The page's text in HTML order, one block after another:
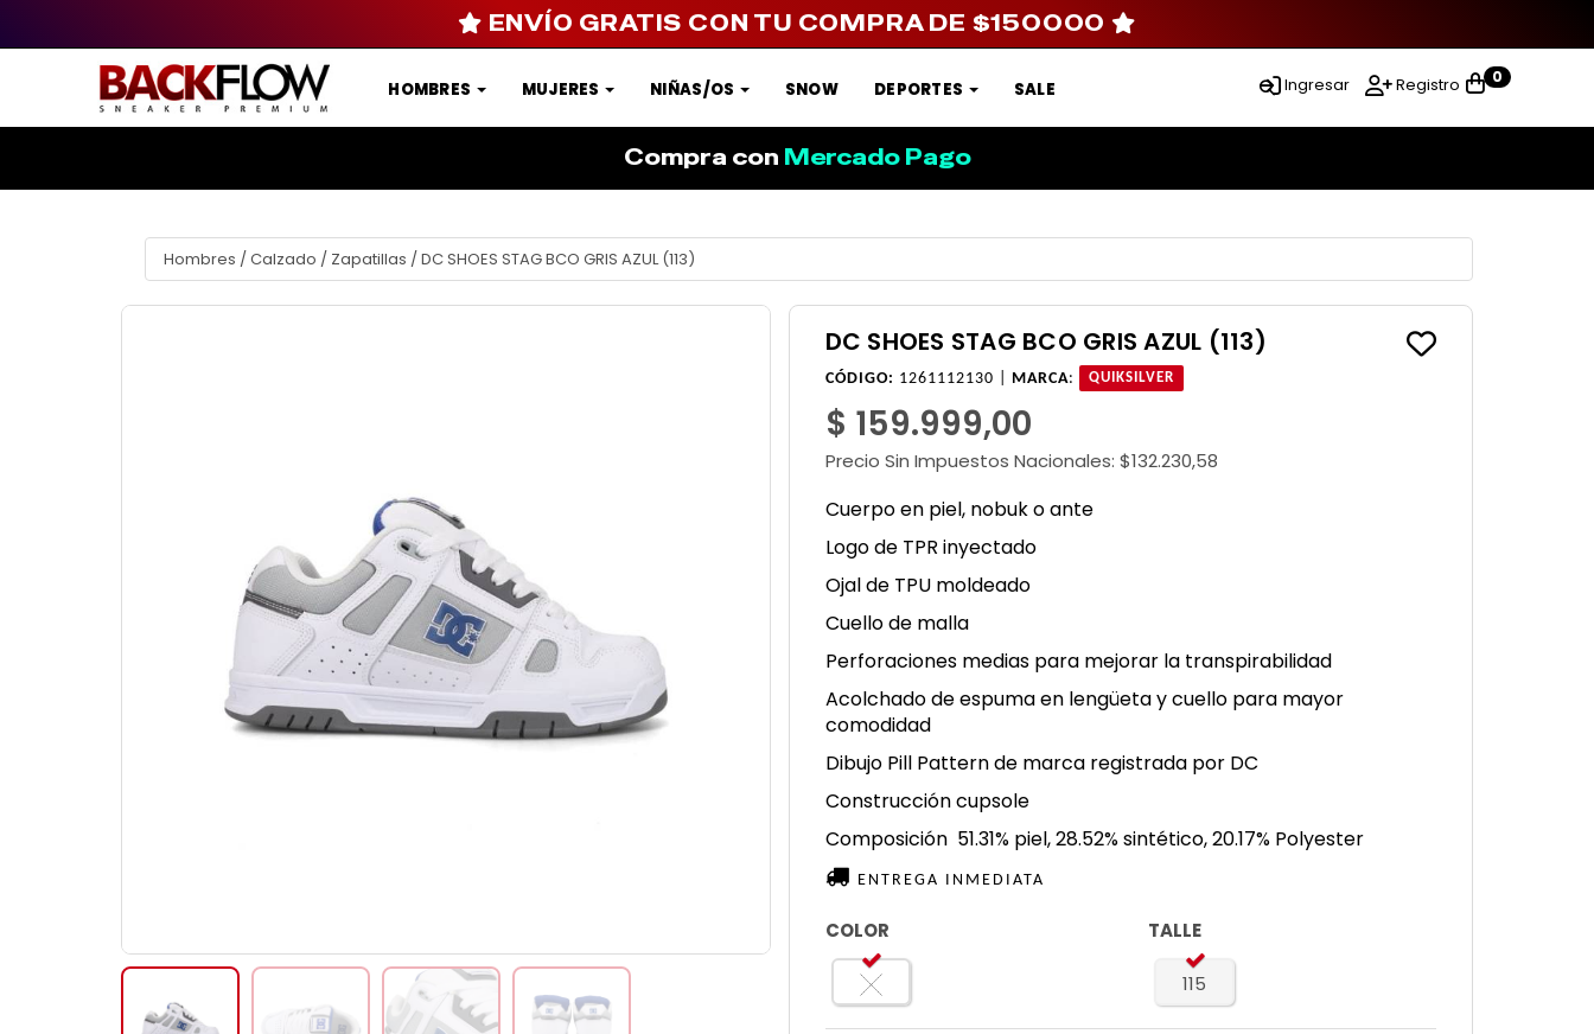
Ingresar Registro 0
HOMBRES MUJERES NIÑAS/OS SNOW DEPORTES SALE
ENVÍO GRATIS CON TU COMPRA DE $150000
Compra con Mercado Pago
Hombres / Calzado / Zapatillas / DC SHOES STAG BCO GRIS AZUL (113)
DC SHOES STAG BCO GRIS AZUL (113)
CÓDIGO: 1261112130 | MARCA: QUIKSILVER
$ 159.999,00
Precio Sin Impuestos Nacionales: $132.230,58
Cuerpo en piel, nobuk o ante
Logo de TPR inyectado
Ojal de TPU moldeado
Cuello de malla
Perforaciones medias para mejorar la transpirabilidad
Acolchado de espuma en lengüeta y cuello para mayor
comodidad
Dibujo Pill Pattern de marca registrada por DC
Construcción cupsole
Composición 51.31% piel, 28.52% sintético, 20.17% Polyester
ENTREGA INMEDIATA
COLOR TALLE
115